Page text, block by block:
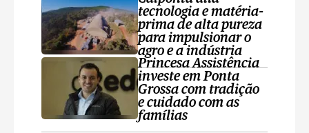
tecnologia e matéria-
prima de alta pureza
para impulsionar o
agro e a indústria
Princesa Assistência
investe em Ponta
Grossa com tradição
e cuidado com as
famílias